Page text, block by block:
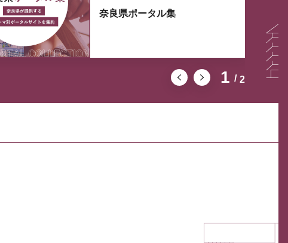
1 2
奈良県ポータル集